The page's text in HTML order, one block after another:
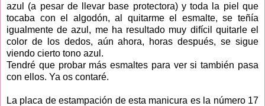
azul (a pesar de llevar base protectora) y toda la piel que
tocaba con el algodón, al quitarme el esmalte, se teñía
igualmente de azul, me ha resultado muy difícil quitarle el
color de los dedos, aún ahora, horas después, se sigue
viendo cierto tono azul.
Tendré que probar más esmaltes para ver si también pasa
con ellos. Ya os contaré.
La placa de estampación de esta manicura es la número 17